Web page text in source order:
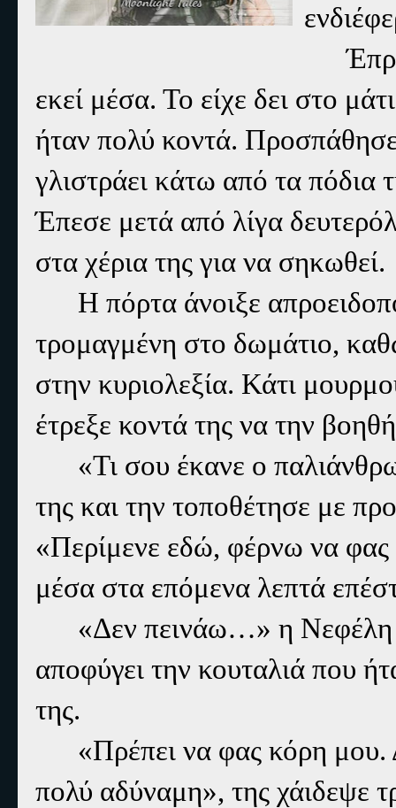
εκεί μέσα. Το είχε δει στο
ήταν πολύ κοντά.
γλιστράει κάτω από τα πόδια
Έπεσε μετά από λίγα
στα χέρια της για να σηκωθεί.
Η πόρτα άνοιξε
τρομαγμένη στο δωμάτιο,
στην κυριολεξία. Κάτι
έτρεξε κοντά της να την
«Τι σου έκανε ο
της και την τοποθέτησε με
«Περίμενε εδώ, φέρνω να φας
μέσα στα επόμενα λεπτά
«Δεν πεινάω…» η Νεφέλη
αποφύγει την κουταλιά που
της.
«Πρέπει να φας κόρη μου.
πολύ αδύναμη», της χάιδεψε